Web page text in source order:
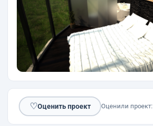
♡Оценить проект Оценили проект: